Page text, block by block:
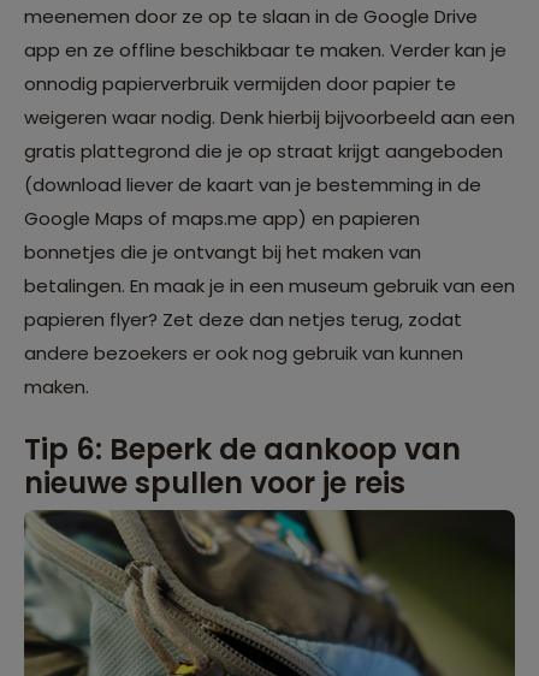
meenemen door ze op te slaan in de Google Drive
app en ze offline beschikbaar te maken. Verder kan je
onnodig papierverbruik vermijden door papier te
weigeren waar nodig. Denk hierbij bijvoorbeeld aan een
gratis plattegrond die je op straat krijgt aangeboden
(download liever de kaart van je bestemming in de
Google Maps of maps.me app) en papieren
bonnetjes die je ontvangt bij het maken van
betalingen. En maak je in een museum gebruik van een
papieren flyer? Zet deze dan netjes terug, zodat
andere bezoekers er ook nog gebruik van kunnen
maken.
Tip 6: Beperk de aankoop van
nieuwe spullen voor je reis